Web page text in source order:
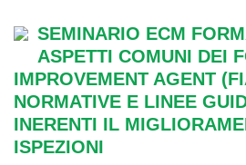
SEMINARIO ECM
ASPETTI COMUNI DEI
IMPROVEMENT AGENT
NORMATIVE E LINEE
INERENTI IL
ISPEZIONI